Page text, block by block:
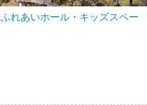
ふれあいホール・キッズスペー